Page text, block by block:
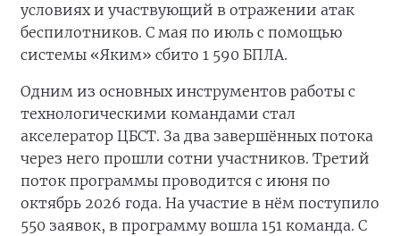
условиях и участвующий в отражении атак
беспилотников. С мая по июль с помощью
системы «Яким» сбито 1 590 БПЛА.
Одним из основных инструментов работы с
технологическими командами стал
акселератор ЦБСТ. За два завершённых потока
через него прошли сотни участников. Третий
поток программы проводится с июня по
октябрь 2026 года. На участие в нём поступило
550 заявок, в программу вошла 151 команда. С